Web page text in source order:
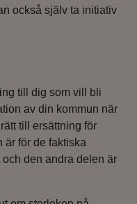
också själv ta initiativ
till dig som vill bli
av din kommun när
till ersättning för
är för de faktiska
den andra delen är